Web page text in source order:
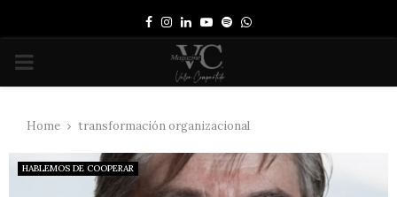
Facebook
Instagram
LinkedinYoutube
SpotifyWhatsapp
PRIMARY
Home transformación organizacional
HABLEMOS DE COOPERAR